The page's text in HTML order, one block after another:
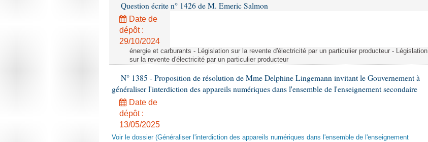
Question écrite n° 1426 de M. Emeric Salmon
Date de
dépôt :
29/10/2024
énergie et carburants - Législation sur la revente d'électricité par un particulier producteur - Législation
sur la revente d'électricité par un particulier producteur
N° 1385 - Proposition de résolution de Mme Delphine Lingemann invitant le Gouvernement à
généraliser l'interdiction des appareils numériques dans l'ensemble de l'enseignement secondaire
Date de
dépôt :
13/05/2025
Voir le dossier (Généraliser l'interdiction des appareils numériques dans l'ensemble de l'enseignement